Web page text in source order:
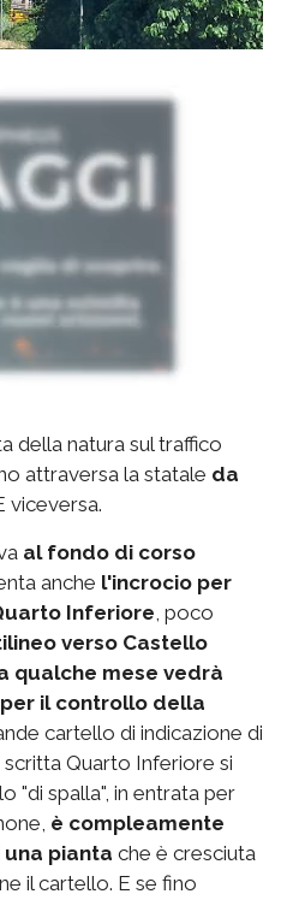
della natura sul traffico
attraversa la statale da
viceversa.
al fondo di corso
anche l'incrocio per
Inferiore, poco
verso Castello
qualche mese vedrà
il controllo della
cartello di indicazione di
scritta Quarto Inferiore si
"di spalla", in entrata per
è compleamente
pianta che è cresciuta
il cartello. E se fino